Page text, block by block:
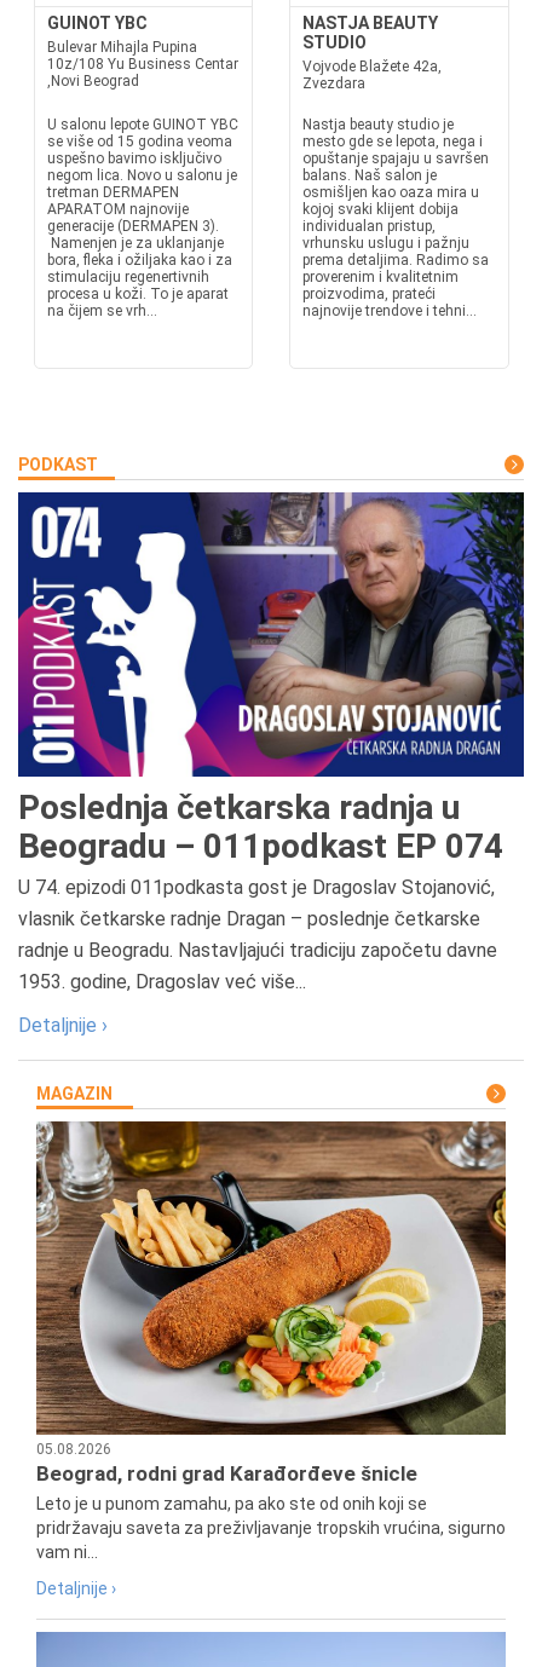
GUINOT YBC
Bulevar Mihajla Pupina
10z/108 Yu Business Centar
,Novi Beograd
U salonu lepote GUINOT YBC
se više od 15 godina veoma
uspešno bavimo isključivo
negom lica. Novo u salonu je
tretman DERMAPEN
APARATOM najnovije
generacije (DERMAPEN 3).
Namenjen je za uklanjanje
bora, fleka i ožiljaka kao i za
stimulaciju regenertivnih
procesa u koži. To je aparat
na čijem se vrh...
NASTJA BEAUTY
STUDIO
Vojvode Blažete 42a,
Zvezdara
Nastja beauty studio je
mesto gde se lepota, nega i
opuštanje spajaju u savršen
balans. Naš salon je
osmišljen kao oaza mira u
kojoj svaki klijent dobija
individualan pristup,
vrhunsku uslugu i pažnju
prema detaljima. Radimo sa
proverenim i kvalitetnim
proizvodima, prateći
najnovije trendove i tehni...
PODKAST
Poslednja četkarska radnja u
Beogradu – 011podkast EP 074
U 74. epizodi 011podkasta gost je Dragoslav Stojanović,
vlasnik četkarske radnje Dragan – poslednje četkarske
radnje u Beogradu. Nastavljajući tradiciju započetu davne
1953. godine, Dragoslav već više...
Detaljnije ›
MAGAZIN
05.08.2026
Beograd, rodni grad Karađorđeve šnicle
Leto je u punom zamahu, pa ako ste od onih koji se
pridržavaju saveta za preživljavanje tropskih vrućina, sigurno
vam ni...
Detaljnije ›